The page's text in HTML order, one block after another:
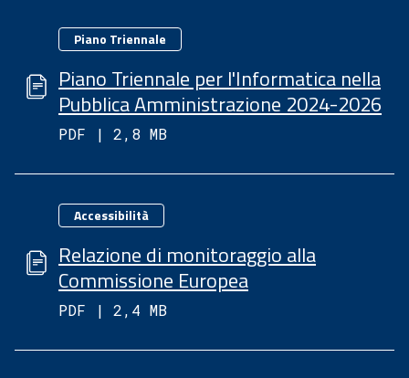
Piano Triennale per l'Informatica nella
Pubblica Amministrazione 2024-2026
Categorie
Piano Triennale
PDF | 2,8 MB
Relazione di monitoraggio alla
Commissione Europea
Categorie
Accessibilità
PDF | 2,4 MB